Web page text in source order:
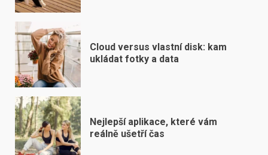
Cloud versus vlastní disk: kam
ukládat fotky a data
Nejlepší aplikace, které vám
reálně ušetří čas